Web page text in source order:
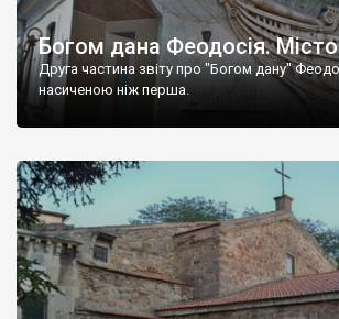
Богом дана Феодосія.
Друга частина звіту про "Богом дану"
насиченою ніж перша.